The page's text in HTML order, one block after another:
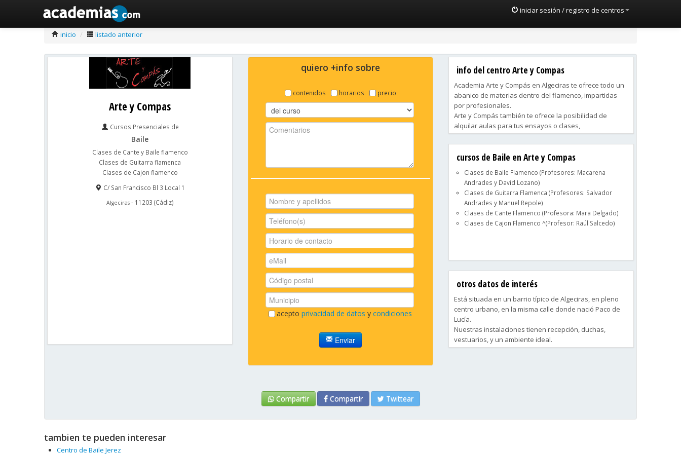
iniciar sesión / registro de centros
inicio / listado anterior
Arte y Compas
Cursos Presenciales de
Baile
Clases de Cante y Baile flamenco
Clases de Guitarra flamenca
Clases de Cajon flamenco
C/ San Francisco Bl 3 Local 1
Algeciras- 11203 (Cádiz)
quiero +info sobre
contenidos horarios precio
aceptoprivacidad de datos ycondiciones
Enviar
info del centro Arte y Compas
Academia Arte y Compás en Algeciras te ofrece todo un
abanico de materias dentro del flamenco, impartidas
por profesionales.
Arte y Compás también te ofrece la posibilidad de
alquilar aulas para tus ensayos o clases,
Puedes contratar clases privadas, y también te
montamos la coreofrafía del baile de tu boda si te vas a
casar.
cursos de Baile en Arte y Compas
Clases de Baile Flamenco (Profesores: Macarena
Andrades y David Lozano)
Clases de Guitarra Flamenca (Profesores: Salvador
Andrades y Manuel Repole)
Clases de Cante Flamenco (Profesora: Mara Delgado)
Clases de Cajon Flamenco ^(Profesor: Raúl Salcedo)
otros datos de interés
Está situada en un barrio típico de Algeciras, en pleno
centro urbano, en la misma calle donde nació Paco de
Lucía.
Nuestras instalaciones tienen recepción, duchas,
vestuarios, y un ambiente ideal.
Compartir Compartir Twittear
tambien te pueden interesar
Centro de Baile Jerez